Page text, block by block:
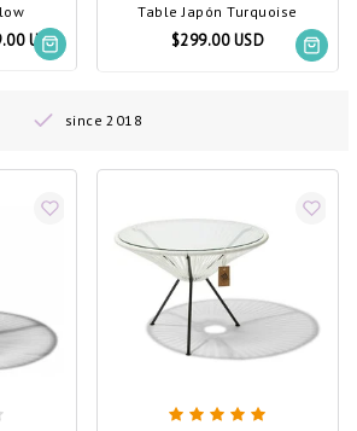
USD
Table Japón Turquoise
$299.00 USD
since 2018